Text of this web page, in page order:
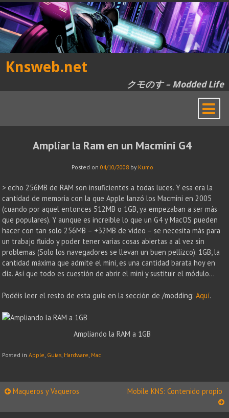
Skip
to
content
Knsweb.net
クモのす – Modded Life
Ampliar la Ram en un Macmini G4
Posted on 04/10/2008by Kumo
> echo 256MB de RAM son insuficientes a todas luces. Y esa era la
cantidad de memoria con la que Apple lanzó los Macmini en 2005
(cuando por aquel entonces 512MB o 1GB, ya empezaban a ser más
que populares). Y aunque es increible lo que un G4 y MacOS pueden
hacer con tan solo 256MB – +32MB de video – se necesita más para
un trabajo fluido y poder tener varias cosas abiertas a al vez sin
problemas (Solo los navegadores se llevan un buen pellizco). 1GB, la
cantidad máxima que admite el mini, es una cantidad barata hoy en
día. Así que todo es cuestión de abrir el mini y sustituir el módulo…
Podéis leer el resto de esta guía en la sección de /modding:Aquí.
Ampliando la RAM a 1GB
Posted inApple Guías Hardware Mac
Post
navigation
Maqueros y Vaqueros Mobile KNS: Contenido propio